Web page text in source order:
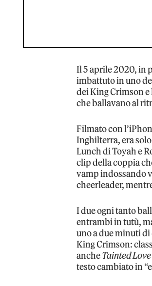
Il 5 aprile 2020, in
imbattuto in uno
dei King Crimson
che ballavano al
Filmato con
Inghilterra, era
Lunch di Toyah e
clip della coppia
vamp indossando
cheerleader,
I due ogni tanto
entrambi in tutù,
uno a due minuti
King Crimson:
ancheTainted Love
testo cambiato in